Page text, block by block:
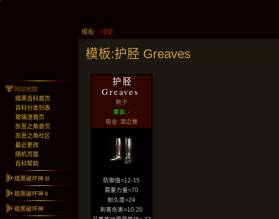
模板:护胫 Greaves
护胫
Greaves
靴子
套装: -
暗金: 泪之臀
防御值=12-15
需要力量=70
耐久度=24
刺客伤害=10-20
模板 讨论
网站地图
暗黑百科首页
百科分类列表
玻璃渣首页
凯恩之角首页
凯恩之角社区
最近更改
随机页面
百科帮助
暗黑破坏神 III
暗黑破坏神 II
暗黑破坏神